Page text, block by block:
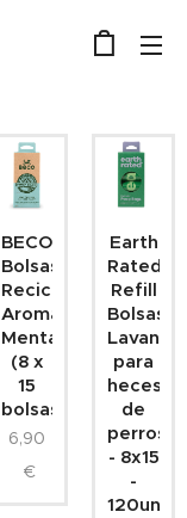
BECO
Bolsas
Reciclables
Aroma
Menta
(8 x
15
bolsas)
6,90
€
Earth
Rated
Refill
Bolsas
Lavanda
para
heces
de
perros
- 8x15
-
120un.